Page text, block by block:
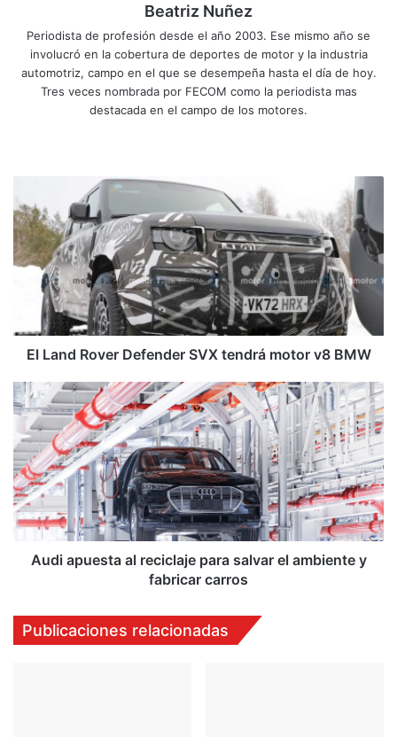
Beatriz Nuñez
Periodista de profesión desde el año 2003. Ese mismo año se
involucró en la cobertura de deportes de motor y la industria
automotriz, campo en el que se desempeña hasta el día de hoy.
Tres veces nombrada por FECOM como la periodista mas
destacada en el campo de los motores.
Land
Rover
Defender
SVX
tendrá
motor
BMW
El Land Rover Defender SVX tendrá motor v8 BMW
Audi
apuesta
reciclaje
para
salvar
el
ambiente
fabricar
Audi apuesta al reciclaje para salvar el ambiente y
fabricar carros
Publicaciones relacionadas